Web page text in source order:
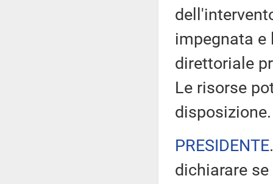
impegnata
direttoriale
Le risorse
disposizione.
PRESIDENTE
dichiarare